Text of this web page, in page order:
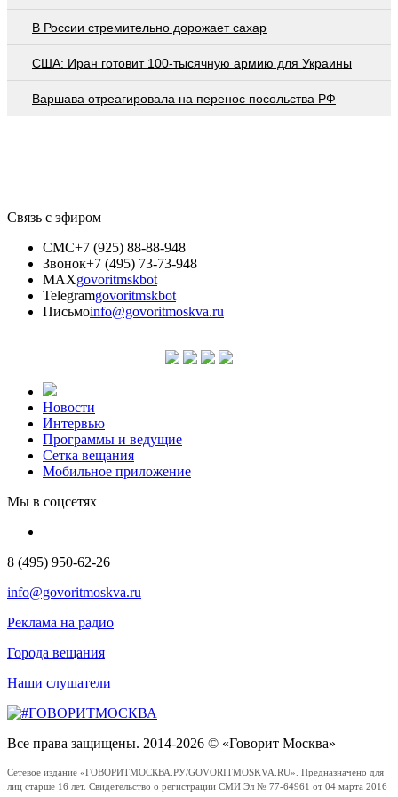
В России стремительно дорожает сахар
США: Иран готовит 100-тысячную армию для Украины
Варшава отреагировала на перенос посольства РФ
Связь с эфиром
СМС+7 (925) 88-88-948
Звонок+7 (495) 73-73-948
MAXgovoritmskbot
Telegramgovoritmskbot
Письмоinfo@govoritmoskva.ru
Новости
Интервью
Программы и ведущие
Сетка вещания
Мобильное приложение
Мы в соцсетях
8 (495) 950-62-26
info@govoritmoskva.ru
Реклама на радио
Города вещания
Наши слушатели
Все права защищены. 2014-2026 © «Говорит Москва»
Сетевое издание «ГОВОРИТМОСКВА.РУ/GOVORITMOSKVA.RU». Предназначено для
лиц старше 16 лет. Свидетельство о регистрации СМИ Эл № 77-64961 от 04 марта 2016